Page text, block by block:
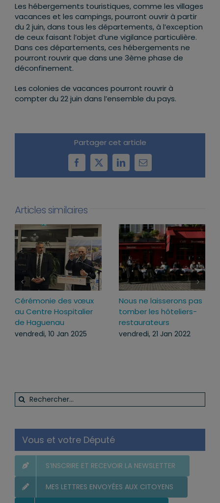
Les hébergements touristiques, comme les villages
vacances et les campings, pourront ouvrir à partir
du 2 juin, dans tous les départements, à l’exception
de ceux faisant l’objet d’une vigilance particulière.
Dans ces départements, ces hébergements ne
pourront rouvrir que dans une 3ème phase de
déconfinement.
Les colonies de vacances pourront rouvrir à
compter du 22 juin dans l’ensemble du pays.
Partager cet article
Facebook
X LinkedInEmail
Articles similaires
Inauguration du groupe
scolaire et périscolaire
“Les Coquelicots” à
Mommenheim
Cérémonie des vœux
2025
lundi, 27 Jan 2025
Rechercher:
Vous et votre Député
MES LETTRES ENVOYÉES AUX CITOYENS